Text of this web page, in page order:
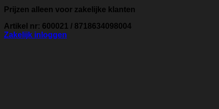
Prijzen alleen voor zakelijke klanten
Artikel nr: 600021 / 8718634098004
Zakelijk inloggen